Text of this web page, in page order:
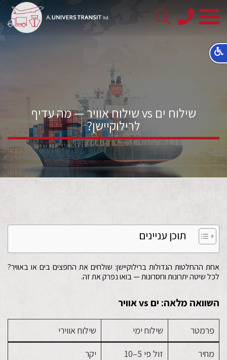
08-
8563145
שילוח ים vs שילוח אוויר — מה עדיף
לרילוקיישן?
תוכן עניינים
אחת ההחלטות הגדולות ברילוקיישן: שולחים את החפצים בים או באוויר?
לכל שיטה יתרונות וחסרונות — בואו נפרק את זה.
השוואה מלאה: ים vs אוויר
פרמטר שילוח ימי
שילוח אווירי
מחיר
זול פי 5–10
יקר